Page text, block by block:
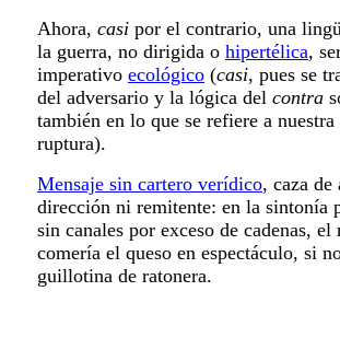
Ahora, casi por el contrario, una
la guerra, no dirigida o hipertélica,
imperativo ecológico (casi, pues se
del adversario y la lógica del contra
también en lo que se refiere a
ruptura).
Mensaje sin cartero verídico, caza de
dirección ni remitente: en la sintonía
sin canales por exceso de cadenas,
comería el queso en espectáculo, si
guillotina de ratonera.